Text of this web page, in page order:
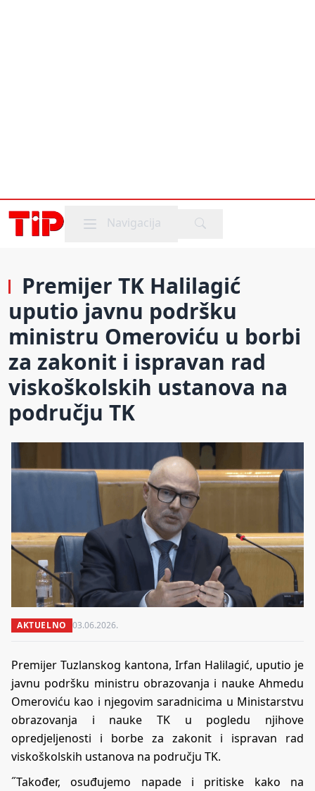
Mobile menu
Navigacija
Premijer TK Halilagić
uputio javnu podršku
ministru Omeroviću u borbi
za zakonit i ispravan rad
viskoškolskih ustanova na
području TK
AKTUELNO 03.06.2026.
Premijer Tuzlanskog kantona, Irfan Halilagić, uputio je
javnu podršku ministru obrazovanja i nauke Ahmedu
Omeroviću kao i njegovim saradnicima u Ministarstvu
obrazovanja i nauke TK u pogledu njihove
opredjeljenosti i borbe za zakonit i ispravan rad
viskoškolskih ustanova na području TK.
˝Također, osuđujemo napade i pritiske kako na